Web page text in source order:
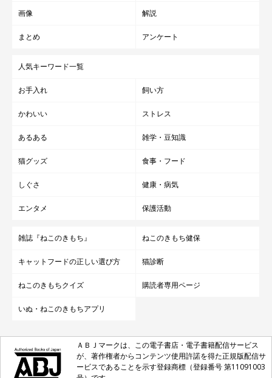
画像 解説
まとめ アンケート
人気キーワード一覧
お手入れ 飼い方
かわいい ストレス
あるある 雑学・豆知識
猫グッズ 食事・フード
しぐさ 健康・病気
エンタメ 保護活動
雑誌『ねこのきもち』 ねこのきもち健保
キャットフードの正しい選び方 猫診断
ねこのきもちクイズ 購読者専用ページ
いぬ・ねこのきもちアプリ
ＡＢＪマークは、この電子書店・電子書籍配信サービス
が、著作権者からコンテンツ使用許諾を得た正規版配信サ
ービスであることを示す登録商標（登録番号 第11091003